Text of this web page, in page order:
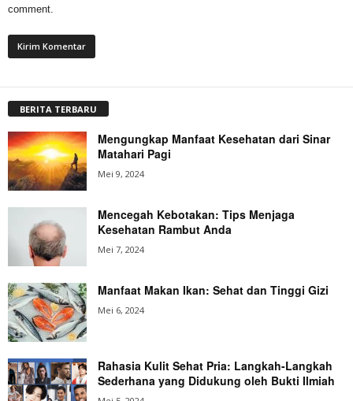
comment.
BERITA TERBARU
Mengungkap Manfaat Kesehatan dari Sinar
Matahari Pagi
Mei 9, 2024
Mencegah Kebotakan: Tips Menjaga
Kesehatan Rambut Anda
Mei 7, 2024
Manfaat Makan Ikan: Sehat dan Tinggi Gizi
Mei 6, 2024
Rahasia Kulit Sehat Pria: Langkah-Langkah
Sederhana yang Didukung oleh Bukti Ilmiah